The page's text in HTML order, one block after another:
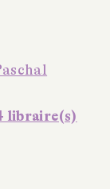
libraire(s)